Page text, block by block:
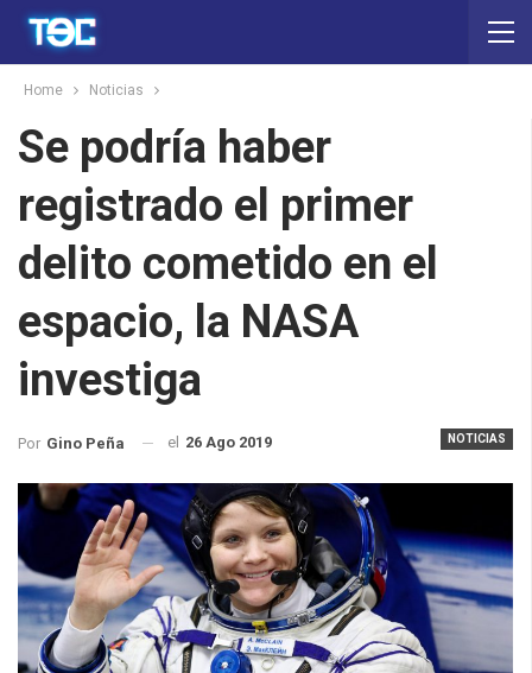
Home Noticias
Se podría haber
registrado el primer
delito cometido en el
espacio, la NASA
investiga
NOTICIAS
Por Gino Peña el 26 Ago 2019